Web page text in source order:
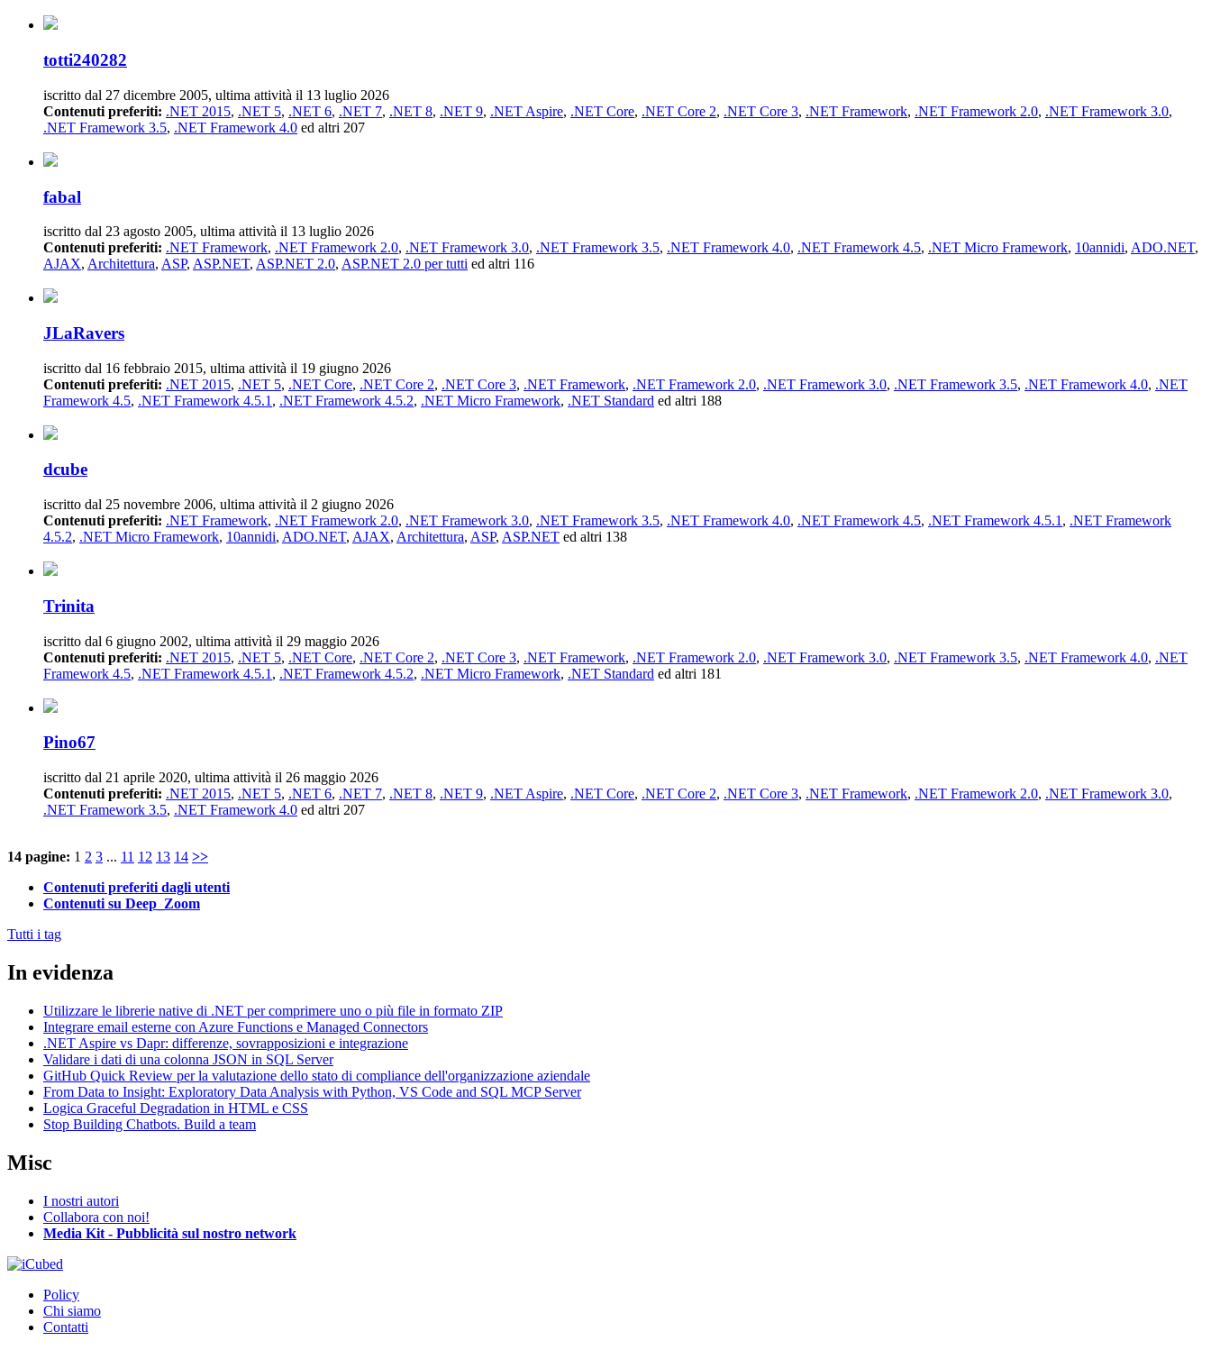
totti240282
iscritto dal 27 dicembre 2005, ultima attività il 13 luglio 2026
Contenuti preferiti: .NET 2015, .NET 5, .NET 6, .NET 7, .NET 8, .NET 9, .NET Aspire, .NET Core, .NET Core 2, .NET Core 3, .NET Framework, .NET Framework 2.0, .NET Framework 3.0,
.NET Framework 3.5, .NET Framework 4.0 ed altri 207
fabal
iscritto dal 23 agosto 2005, ultima attività il 13 luglio 2026
Contenuti preferiti: .NET Framework, .NET Framework 2.0, .NET Framework 3.0, .NET Framework 3.5, .NET Framework 4.0, .NET Framework 4.5, .NET Micro Framework, 10annidi, ADO.NET,
AJAX, Architettura, ASP, ASP.NET, ASP.NET 2.0, ASP.NET 2.0 per tutti ed altri 116
JLaRavers
iscritto dal 16 febbraio 2015, ultima attività il 19 giugno 2026
Contenuti preferiti: .NET 2015, .NET 5, .NET Core, .NET Core 2, .NET Core 3, .NET Framework, .NET Framework 2.0, .NET Framework 3.0, .NET Framework 3.5, .NET Framework 4.0, .NET
Framework 4.5, .NET Framework 4.5.1 , .NET Framework 4.5.2, .NET Micro Framework, .NET Standard ed altri 188
dcube
iscritto dal 25 novembre 2006, ultima attività il 2 giugno 2026
Contenuti preferiti: .NET Framework, .NET Framework 2.0, .NET Framework 3.0, .NET Framework 3.5, .NET Framework 4.0, .NET Framework 4.5, .NET Framework 4.5.1 , .NET Framework
4.5.2, .NET Micro Framework, 10annidi, ADO.NET, AJAX, Architettura, ASP, ASP.NET ed altri 138
Trinita
iscritto dal 6 giugno 2002, ultima attività il 29 maggio 2026
Contenuti preferiti: .NET 2015, .NET 5, .NET Core, .NET Core 2, .NET Core 3, .NET Framework, .NET Framework 2.0, .NET Framework 3.0, .NET Framework 3.5, .NET Framework 4.0, .NET
Framework 4.5, .NET Framework 4.5.1 , .NET Framework 4.5.2, .NET Micro Framework, .NET Standard ed altri 181
Pino67
iscritto dal 21 aprile 2020, ultima attività il 26 maggio 2026
Contenuti preferiti: .NET 2015, .NET 5, .NET 6, .NET 7, .NET 8, .NET 9, .NET Aspire, .NET Core, .NET Core 2, .NET Core 3, .NET Framework, .NET Framework 2.0, .NET Framework 3.0,
.NET Framework 3.5, .NET Framework 4.0 ed altri 207
14 pagine: 1 2 3 ... 11 12 13 14 >>
Contenuti preferiti dagli utenti
Contenuti su Deep_Zoom
Tutti i tag
In evidenza
Utilizzare le librerie native di .NET per comprimere uno o più file in formato ZIP
Integrare email esterne con Azure Functions e Managed Connectors
.NET Aspire vs Dapr: differenze, sovrapposizioni e integrazione
Validare i dati di una colonna JSON in SQL Server
GitHub Quick Review per la valutazione dello stato di compliance dell'organizzazione aziendale
From Data to Insight: Exploratory Data Analysis with Python, VS Code and SQL MCP Server
Logica Graceful Degradation in HTML e CSS
Stop Building Chatbots. Build a team
Misc
I nostri autori
Collabora con noi!
Media Kit - Pubblicità sul nostro network
Policy
Chi siamo
Contatti